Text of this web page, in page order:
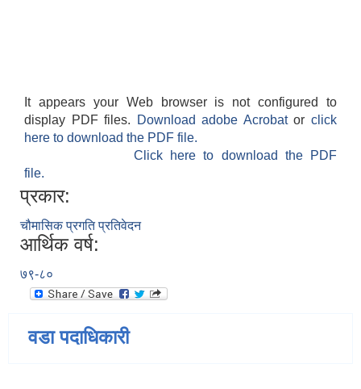
It appears your Web browser is not configured to
display PDF files.
Download adobe Acrobatorclick
here to download the PDF file.
Click here to download the PDF
file.
प्रकार:
चौमासिक प्रगति प्रतिवेदन
आर्थिक वर्ष:
७९-८०
वडा पदाधिकारी